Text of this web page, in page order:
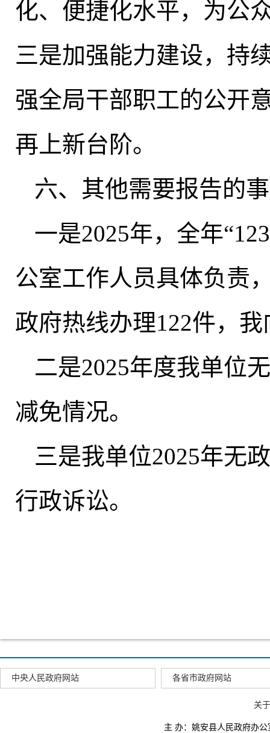
化、便捷化水平，为公
三是加强能力建设，持
强全局干部职工的公开
再上新台阶。
六、其他需要报告的
一是2025年， 全年
公室工作人员具体负责
政府热线办理122件，
二是2025年度我单位
减免情况。
三是我单位2025年无
行政诉讼。
中央人民政府网站 各省市政府网站
关
主 办：姚安县人民政府办